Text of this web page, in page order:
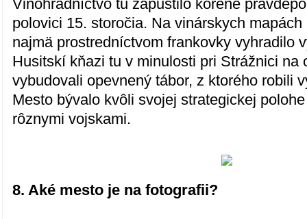
Vinohradníctvo tu zapustilo korene
polovici 15. storočia. Na vinárskych
najmä prostredníctvom frankovky vyhradilo
Husitskí kňazi tu v minulosti pri Strážnici na
vybudovali opevnený tábor, z ktorého robili
Mesto bývalo kvôli svojej strategickej
rôznymi vojskami.
8. Aké mesto je na fotografii?